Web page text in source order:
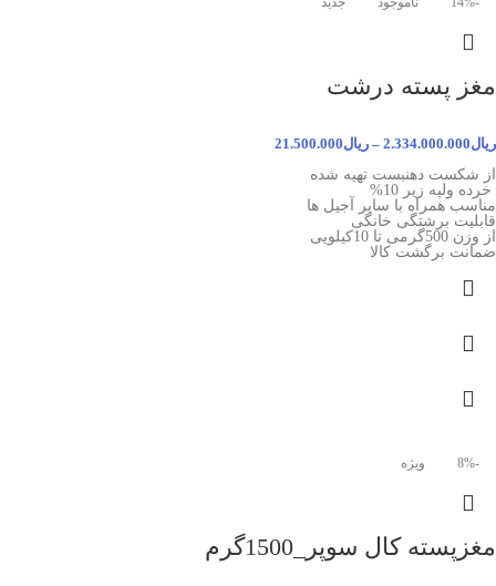
مغز پسته درشت
ریال2.334.000.000
– ریال21.500.000
از شکست دهنبست تهیه شده
خرده ولپه زیر 10%
مناسب همراه با سایر آجیل ها
قابلیت برشتگی خانگی
از وزن 500گرمی تا 10کیلویی
ضمانت برگشت کالا
-8% ویژه
مغزپسته کال سوپر_1500گرم